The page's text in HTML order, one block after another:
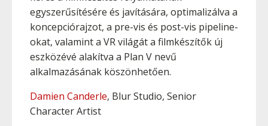
egyszerűsítésére és javítására, optimalizálva a
koncepciórajzot, a pre-vis és post-vis pipeline-
okat, valamint a VR világát a filmkészítők új
eszközévé alakítva a Plan V nevű
alkalmazásának köszönhetően.
Damien Canderle, Blur Studio, Senior
Character Artist